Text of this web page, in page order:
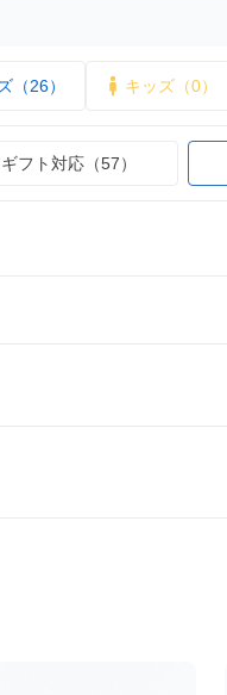
（26） キッズ（0）
ギフト対応（57）